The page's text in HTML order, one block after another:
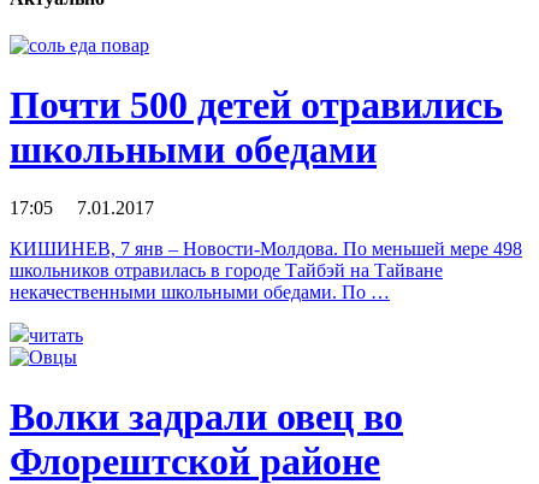
Почти 500 детей отравились
школьными обедами
17:05 7.01.2017
КИШИНЕВ, 7 янв – Новости-Молдова. По меньшей мере 498
школьников отравилась в городе Тайбэй на Тайване
некачественными школьными обедами. По …
читать
Волки задрали овец во
Флорештской районе